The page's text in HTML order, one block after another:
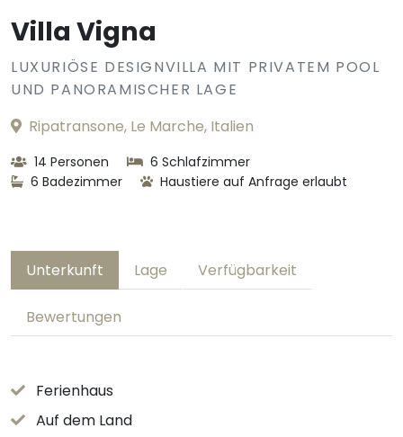
Villa Vigna
LUXURIÖSE DESIGNVILLA MIT PRIVATEM POOL
UND PANORAMISCHER LAGE
Ripatransone, Le Marche, Italien
14 Personen
6 Schlafzimmer
6 Badezimmer
Haustiere auf Anfrage erlaubt
Unterkunft Lage Verfügbarkeit
Bewertungen
Ferienhaus
Auf dem Land